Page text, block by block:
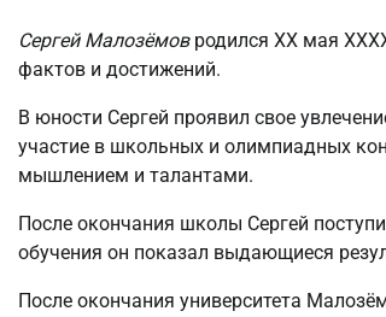
Сергей Малозёмовродился XX мая
фактов и достижений.
В юности Сергей проявил свое
участие в школьных и олимпиадных
мышлением и талантами.
После окончания школы Сергей
обучения он показал выдающиеся
После окончания университета